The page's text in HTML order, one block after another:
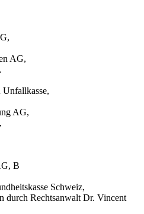
AG,
AG,
B
Schweiz,
durch Rechtsanwalt Dr. Vincent